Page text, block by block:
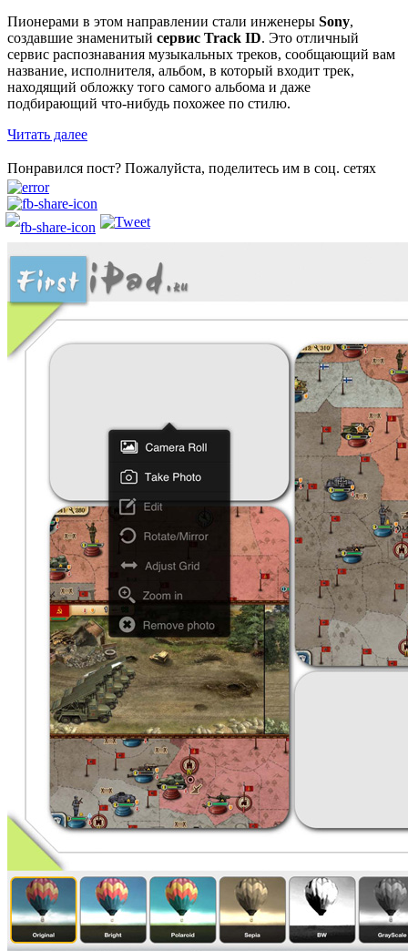
Пионерами в этом направлении стали инженеры Sony,
создавшие знаменитый сервис Track ID. Это отличный
сервис распознавания музыкальных треков, сообщающий вам
название, исполнителя, альбом, в который входит трек,
находящий обложку того самого альбома и даже
подбирающий что-нибудь похожее по стилю.
Читать далее
Понравился пост? Пожалуйста, поделитесь им в соц. сетях